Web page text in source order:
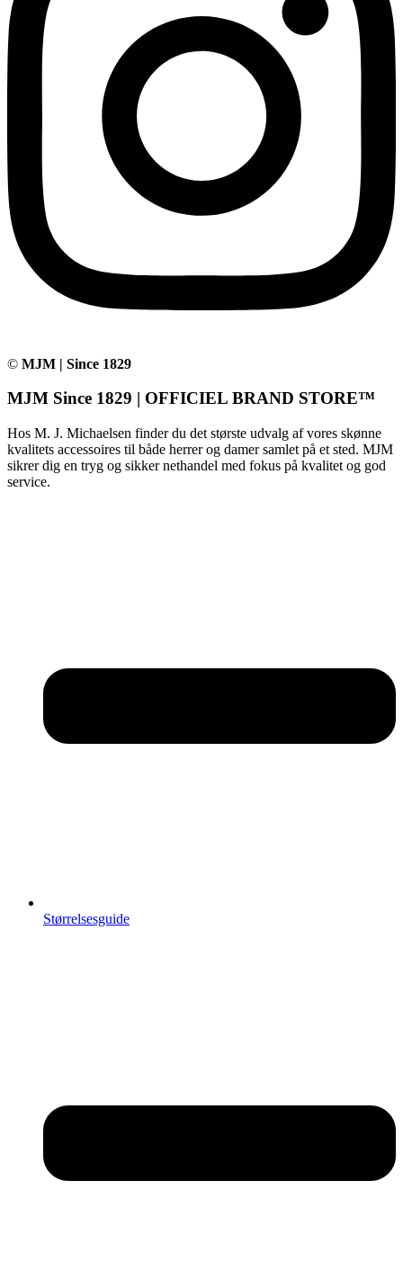
© MJM | Since 1829
MJM Since 1829 | OFFICIEL BRAND STORE™
Hos M. J. Michaelsen finder du det største udvalg af vores skønne
kvalitets accessoires til både herrer og damer samlet på et sted. MJM
sikrer dig en tryg og sikker nethandel med fokus på kvalitet og god
service.
Størrelsesguide